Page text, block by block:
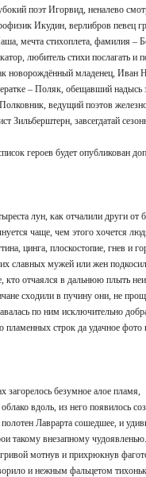
поэт Игорвид, неналево
Икудин, верлибров певец
мечта стихоплета, фамилия –
любитель стихи послагать и
новорождённый младенец,
– Поляк, обещавший надысь
ведущий поэтов
Зильберштерн, завсегдатай
героев будет опубликован
лун, как отчалили други от
чаще, чем этого хочется
цинга, плоскостопие, гнев и
славных мужей или жен
кто отчаялся в дальнюю плыть
сходили в пучину они, не
по ним исключительно
пламенных строк да удачное
загорелось безумное алое пламя,
вдоль, из него появилось
Лаврарта сошедшее, и
такому внезапному
мотнув и прихрюкнув
и нежным фальцетом